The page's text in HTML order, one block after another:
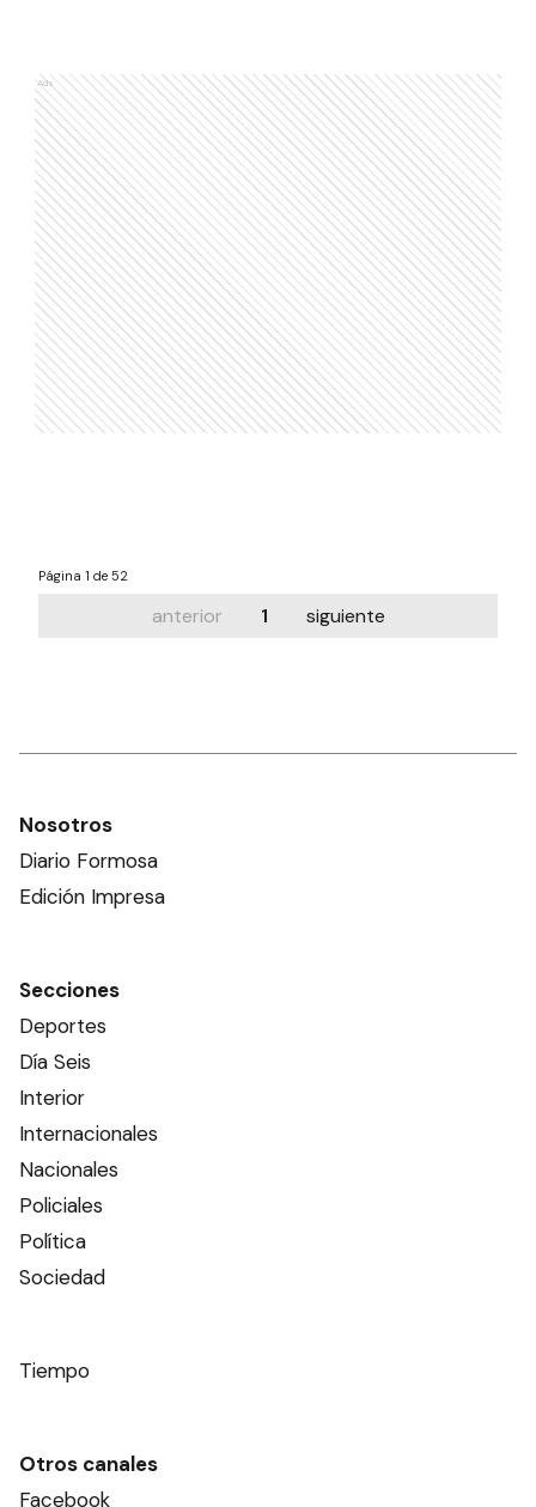
Ads
Página 1 de 52
anterior 1 siguiente
Nosotros
Diario Formosa
Edición Impresa
Secciones
Deportes
Día Seis
Interior
Internacionales
Nacionales
Policiales
Política
Sociedad
Tiempo
Otros canales
Facebook